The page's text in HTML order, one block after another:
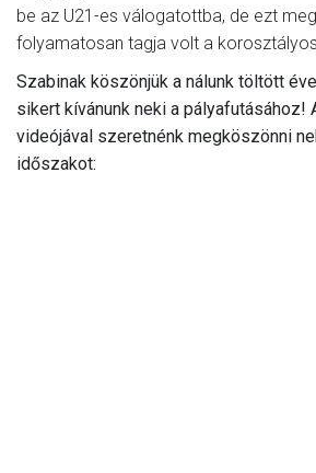
be az U21-es válogatottba, de ezt
folyamatosan tagja volt a
Szabinak köszönjük a nálunk töltött
sikert kívánunk neki a pályafutásához!
videójával szeretnénk megköszönni
időszakot: